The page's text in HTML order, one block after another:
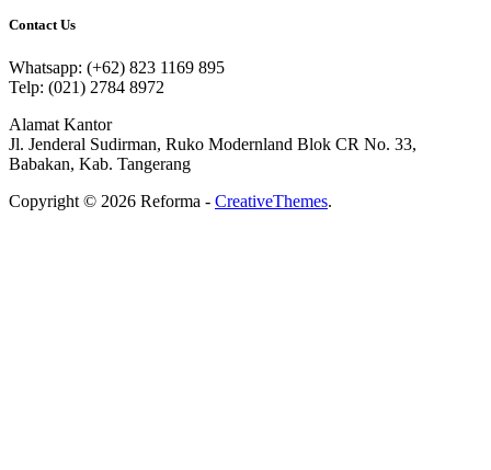
Contact Us
Whatsapp: (+62) 823 1169 895
Telp: (021) 2784 8972
Alamat Kantor
Jl. Jenderal Sudirman, Ruko Modernland Blok CR No. 33,
Babakan, Kab. Tangerang
Copyright © 2026 Reforma - CreativeThemes.